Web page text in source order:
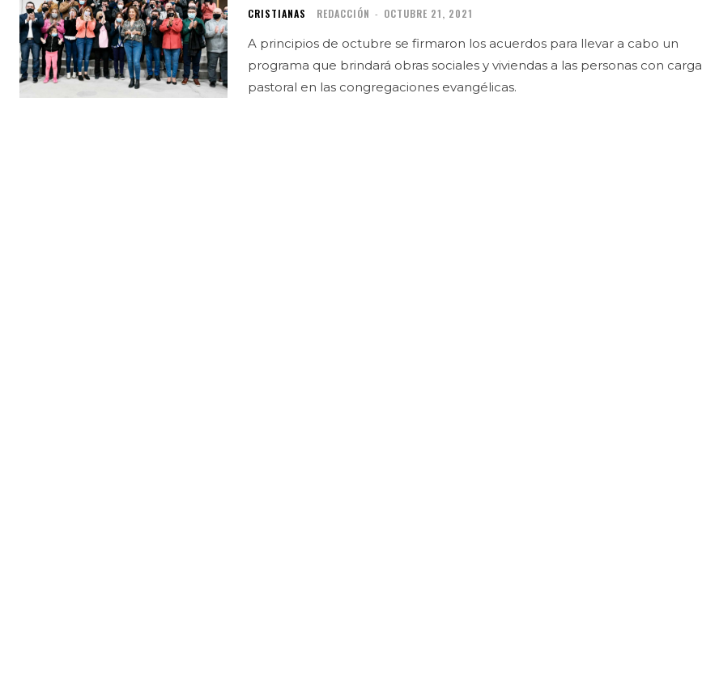
CRISTIANAS REDACCIÓN - OCTUBRE 21, 2021
A principios de octubre se firmaron los acuerdos para llevar a cabo un
programa que brindará obras sociales y viviendas a las personas con carga
pastoral en las congregaciones evangélicas.